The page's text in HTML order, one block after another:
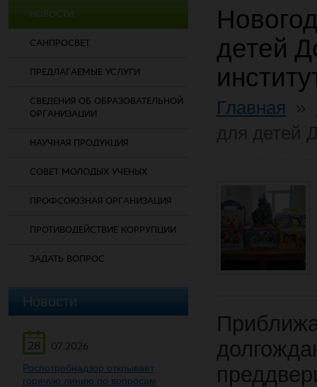
НОВОСТИ
САНПРОСВЕТ
ПРЕДЛАГАЕМЫЕ УСЛУГИ
СВЕДЕНИЯ ОБ ОБРАЗОВАТЕЛЬНОЙ
ОРГАНИЗАЦИИ
НАУЧНАЯ ПРОДУКЦИЯ
СОВЕТ МОЛОДЫХ УЧЕНЫХ
ПРОФСОЮЗНАЯ ОРГАНИЗАЦИЯ
ПРОТИВОДЕЙСТВИЕ КОРРУПЦИИ
ЗАДАТЬ ВОПРОС
Новости
28
07.2026
Роспотребнадзор открывает
горячую линию по вопросам
детей
Главная